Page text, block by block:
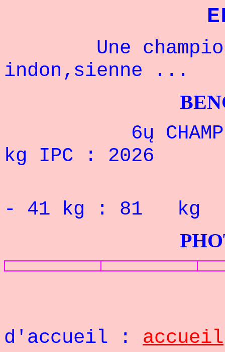
Une
indon‚sienne ...
6ų
kg IPC : 2026
- 41 kg : 81
PHOTOS
d'accueil : accueil